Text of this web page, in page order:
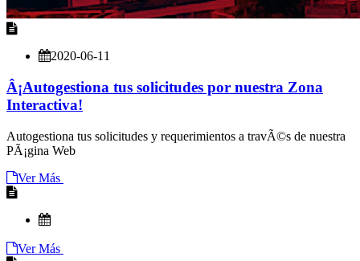
2020-06-11
Â¡Autogestiona tus solicitudes por nuestra Zona
Interactiva!
Autogestiona tus solicitudes y requerimientos a travÃ©s de nuestra
PÃ¡gina Web
Ver Más
Ver Más